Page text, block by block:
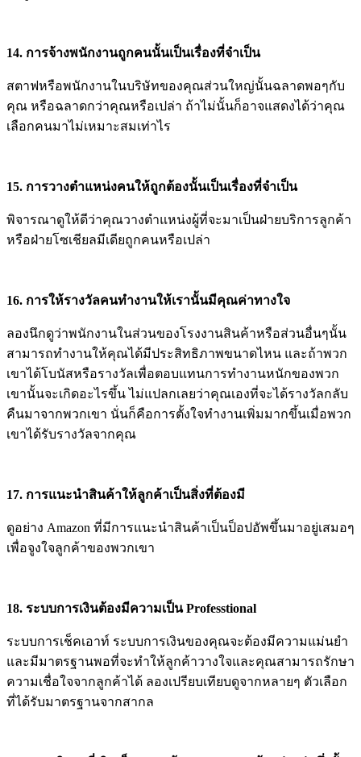
14. การจ้างพนักงานถูกคนนั้นเป็นเรื่องที่จำเป็น
สตาฟหรือพนักงานในบริษัทของคุณส่วนใหญ่นั้นฉลาดพอๆกับ
คุณ หรือฉลาดกว่าคุณหรือเปล่า ถ้าไม่นั้นก็อาจแสดงได้ว่าคุณ
เลือกคนมาไม่เหมาะสมเท่าไร
15. การวางตำแหน่งคนให้ถูกต้องนั้นเป็นเรื่องที่จำเป็น
พิจารณาดูให้ดีว่าคุณวางตำแหน่งผู้ที่จะมาเป็นฝ่ายบริการลูกค้า
หรือฝ่ายโซเชียลมีเดียถูกคนหรือเปล่า
16. การให้รางวัลคนทำงานให้เรานั้นมีคุณค่าทางใจ
ลองนึกดูว่าพนักงานในส่วนของโรงงานสินค้าหรือส่วนอื่นๆนั้น
สามารถทำงานให้คุณได้มีประสิทธิภาพขนาดไหน และถ้าพวก
เขาได้โบนัสหรือรางวัลเพื่อตอบแทนการทำงานหนักของพวก
เขานั้นจะเกิดอะไรขึ้น ไม่แปลกเลยว่าคุณเองที่จะได้รางวัลกลับ
คืนมาจากพวกเขา นั่นก็คือการตั้งใจทำงานเพิ่มมากขึ้นเมื่อพวก
เขาได้รับรางวัลจากคุณ
17. การแนะนำสินค้าให้ลูกค้าเป็นสิ่งที่ต้องมี
ดูอย่าง Amazon ที่มีการแนะนำสินค้าเป็นป็อปอัพขึ้นมาอยู่เสมอๆ
เพื่อจูงใจลูกค้าของพวกเขา
18. ระบบการเงินต้องมีความเป็น Professtional
ระบบการเช็คเอาท์ ระบบการเงินของคุณจะต้องมีความแม่นยำ
และมีมาตรฐานพอที่จะทำให้ลูกค้าวางใจและคุณสามารถรักษา
ความเชื่อใจจากลูกค้าได้ ลองเปรียบเทียบดูจากหลายๆ ตัวเลือก
ที่ได้รับมาตรฐานจากสากล